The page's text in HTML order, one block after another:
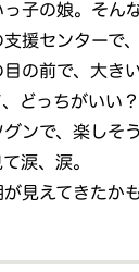
子の娘。そん
援センターで
の前で、大き
どっちがいい
ンで、楽しそ
涙、涙。
見えてきたか